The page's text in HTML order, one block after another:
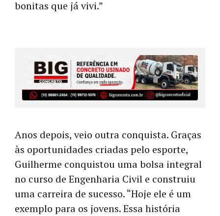
bonitas que já vivi.”
Anos depois, veio outra conquista. Graças
às oportunidades criadas pelo esporte,
Guilherme conquistou uma bolsa integral
no curso de Engenharia Civil e construiu
uma carreira de sucesso. “Hoje ele é um
exemplo para os jovens. Essa história